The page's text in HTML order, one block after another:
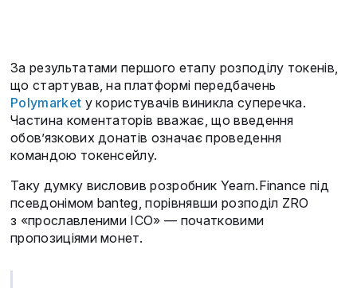
За результатами першого етапу розподілу токенів,
що стартував, на платформі передбачень
Polymarket у користувачів виникла суперечка.
Частина коментаторів вважає, що введення
обов’язкових донатів означає проведення
командою токенсейлу.
Таку думку висловив розробник Yearn.Finance під
псевдонімом banteg, порівнявши розподіл ZRO
з «прославленими ICO» — початковими
пропозиціями монет.